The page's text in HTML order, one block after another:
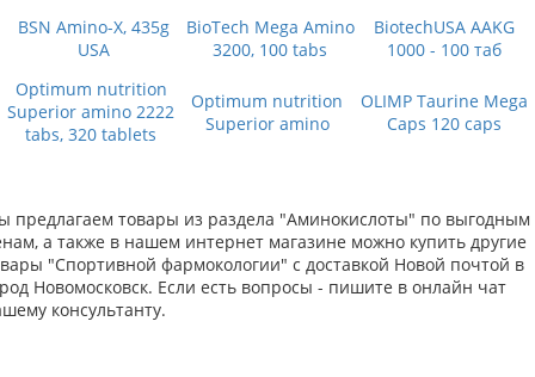
BSN Amino-X, 435g
USA
BioTech Mega Amino
3200, 100 tabs
BiotechUSA AAKG
1000 - 100 таб
Optimum nutrition
Superior amino 2222
tabs, 320 tablets
Optimum nutrition
Superior amino
OLIMP Taurine Mega
Caps 120 caps
предлагаем товары из раздела "Аминокислоты" по выгодным
а также в нашем интернет магазине можно купить другие
"Спортивной фармокологии" с доставкой Новой почтой в
Новомосковск. Если есть вопросы - пишите в онлайн чат
консультанту.